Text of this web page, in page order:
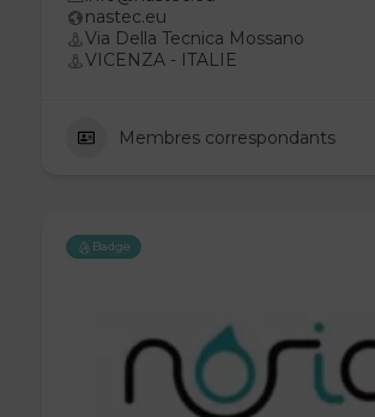
nastec.eu
Via Della Tecnica Mossano
VICENZA - ITALIE
Membres correspondants
Badge